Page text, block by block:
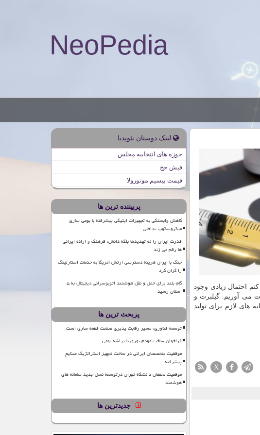
NeoPedia
احتمال زیادی وجود
می آوریم. گیلبرت و
های لازم برای تولید
X
لینک دوستان نئوپدیا
حوزه های انتخابیه مجلس
فیش حج
قیمت بیسیم موتورولا
پربیننده ترین ها
کاهش وابستگی به تجهیزات اپتیکی پیشرفته با بومی سازی
میکروسکوپ تداخلی
قدرت ایران را نه تهدیدها بلکه دانش، فرهنگ و اراده ایرانی
ها رقم می زند
جنگ با ایران هزینه دسترسی ارتش آمریکا به خدمات استارلینک
را گران کرد
گام بلند برای حمل و نقل هوشمند اتوبوسرانی دیجیتال به ۵
استان رسید
پربحث ترین ها
توسعه فناوری، مسیر رقابت پذیری صنعت قطعه سازی است
فراخوان ساخت مودم نوری با تراشه بومی
موفقیت متخصصان ایرانی در ساخت تجهیز استراتژیک صنایع
پیشرفته
موفقیت محققان دانشگاه تهران درتوسعه نسل جدید سامانه های
هوشمند
جدیدترین ها